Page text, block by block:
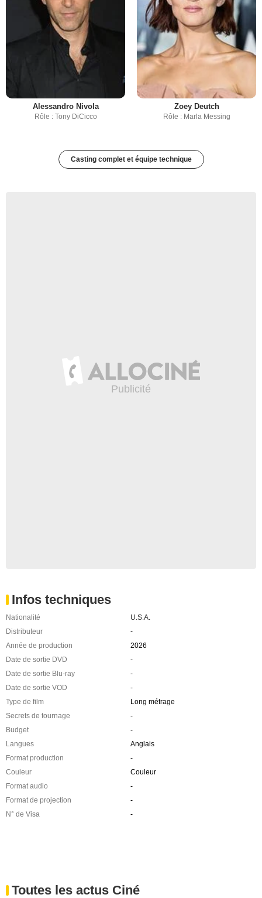
Alessandro Nivola
Rôle : Tony DiCicco
Zoey Deutch
Rôle : Marla Messing
Casting complet et équipe technique
Infos techniques
Nationalité
U.S.A.
Distributeur
-
Année de production
2026
Date de sortie DVD
-
Date de sortie Blu-ray
-
Date de sortie VOD
-
Type de film
Long métrage
Secrets de tournage
-
Budget
-
Langues
Anglais
Format production
-
Couleur
Couleur
Format audio
-
Format de projection
-
N° de Visa
-
Toutes les actus Ciné